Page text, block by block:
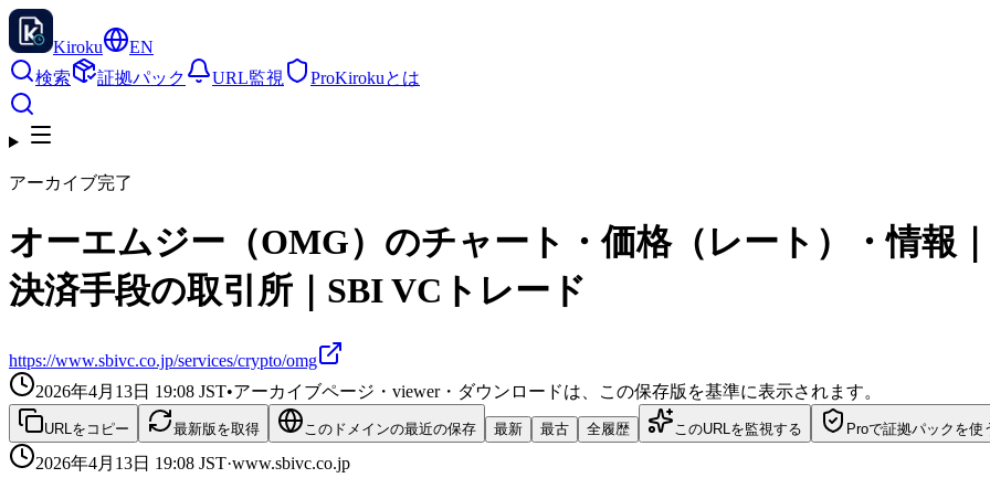
Kiroku
EN
検索
証拠パック URL監視 ProKirokuとは
アーカイブ完了
オーエムジー（OMG）のチャート・価格（レート）・情報
決済手段の取引所｜SBI VCトレード
https://www.sbivc.co.jp/services/crypto/omg
2026年4月13日 19:08 JST•アーカイブページ・viewer・ダウンロードは、この保存版を基準に表示されます。
URLをコピー 最新版を取得 このドメインの最近の保存 最新 最古 全履歴 このURLを監視する Proで証拠パックを使
2026年4月13日 19:08 JST·www.sbivc.co.jp